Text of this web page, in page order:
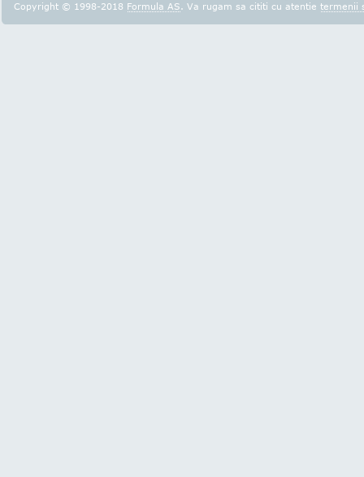
Copyright © 1998-2018 Formula AS. Va rugam sa cititi cu atentie termenii